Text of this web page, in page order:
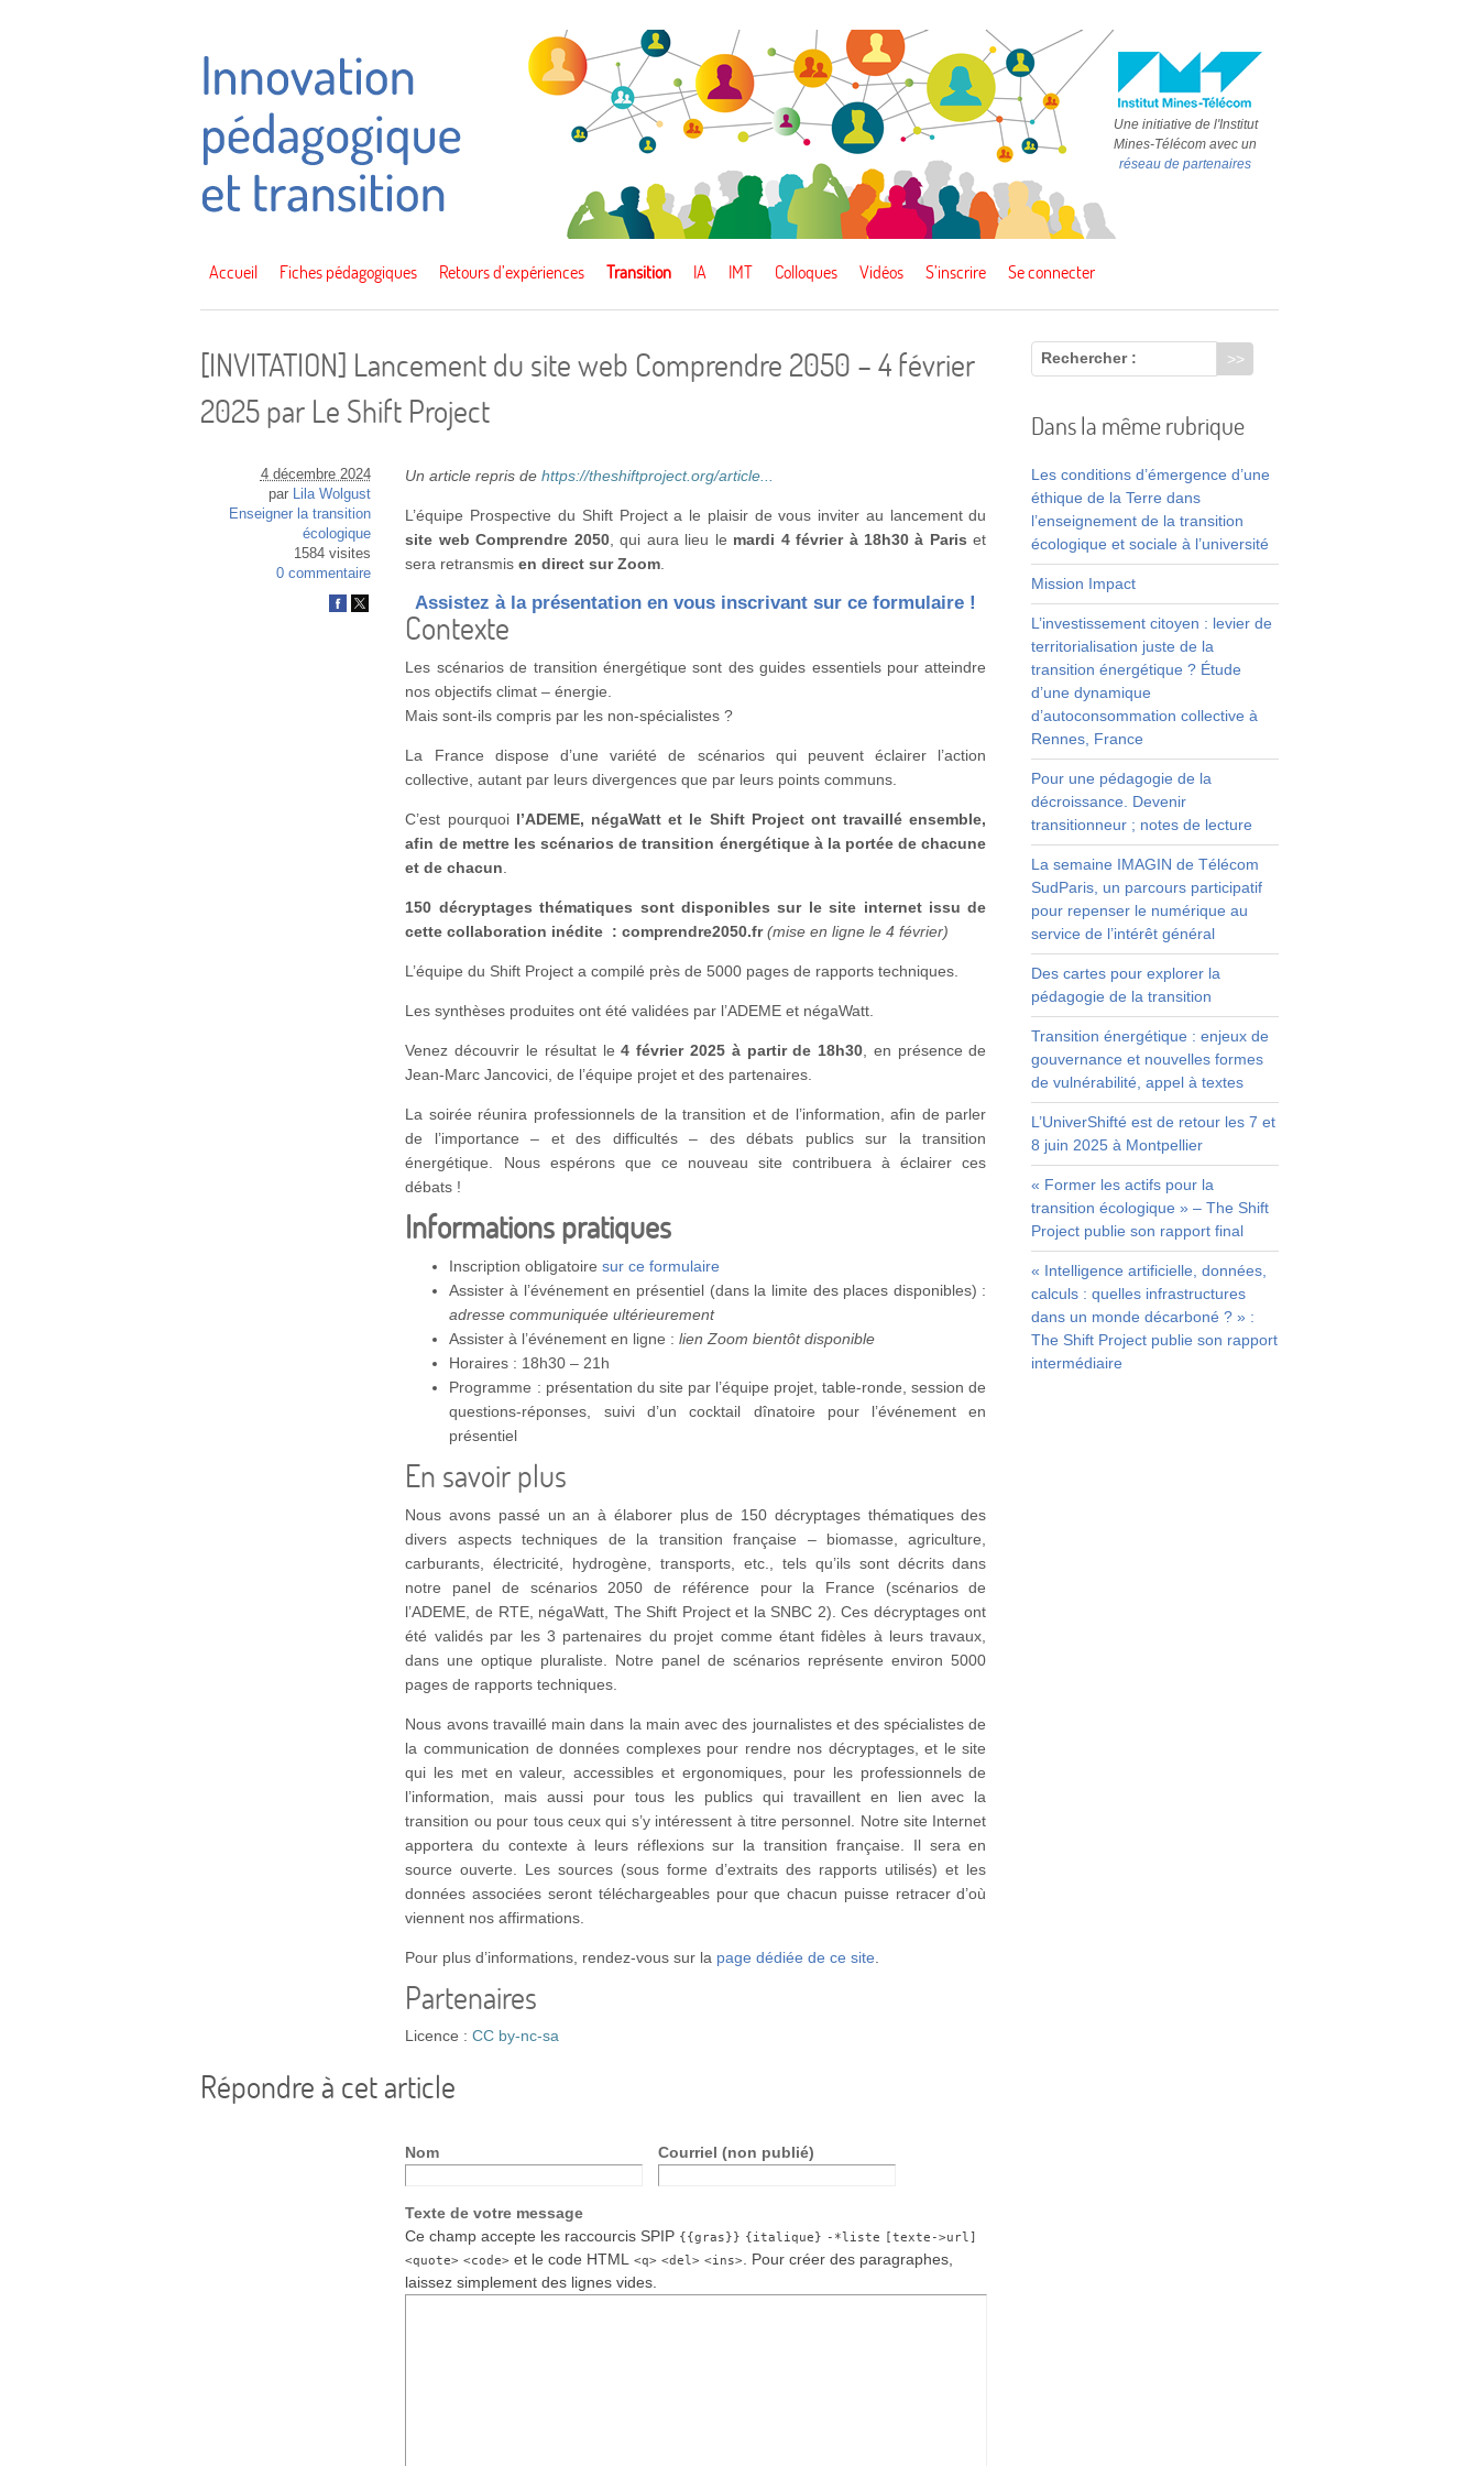
Une initiative de l'Institut
Mines-Télécom avec un
réseau de partenaires
Accueil Fiches pédagogiques Retours d’expériences Transition IA IMT Colloques Vidéos S’inscrire Se connecter
[INVITATION] Lancement du site web Comprendre 2050 – 4 février
2025 par Le Shift Project
4 décembre 2024
par
Lila Wolgust
Enseigner la transition
écologique
1584 visites
0 commentaire
Un article repris dehttps://theshiftproject.org/article...
L’équipe Prospective du Shift Project a le plaisir de vous inviter au lancement du
site web Comprendre 2050, qui aura lieu le mardi 4 février à 18h30 à Pariset
sera retransmis en direct sur Zoom
Assistez à la présentation en vous inscrivant sur ce formulaire !
Contexte
Les scénarios de transition énergétique sont des guides essentiels pour atteindre
nos objectifs climat – énergie.
Mais sont-ils compris par les non-spécialistes ?
La France dispose d’une variété de scénarios qui peuvent éclairer l’action
collective, autant par leurs divergences que par leurs points communs.
C’est pourquoil’ADEME, négaWatt et le Shift Project ont travaillé ensemble,
afin de mettre les scénarios de transition énergétique à la portée de chacune
et de chacun
150 décryptages thématiques sont disponibles sur le site internet issu de
cette collaboration inédite : comprendre2050.fr (mise en ligne le 4 février)
L’équipe du Shift Project a compilé près de 5000 pages de rapports techniques.
Les synthèses produites ont été validées par l’ADEME et négaWatt.
Venez découvrir le résultat le4 février 2025 à partir de 18h30 , en présence de
Jean-Marc Jancovici, de l’équipe projet et des partenaires.
La soirée réunira professionnels de la transition et de l’information, afin de parler
de l’importance – et des difficultés – des débats publics sur la transition
énergétique. Nous espérons que ce nouveau site contribuera à éclairer ces
débats !
Informations pratiques
Inscription obligatoiresur ce formulaire
Assister à l’événement en présentiel (dans la limite des places disponibles) :
adresse communiquée ultérieurement
Assister à l’événement en ligne :lien Zoom bientôt disponible
Horaires : 18h30 – 21h
Programme : présentation du site par l’équipe projet, table-ronde, session de
questions-réponses, suivi d’un cocktail dînatoire pour l’événement en
présentiel
En savoir plus
Nous avons passé un an à élaborer plus de 150 décryptages thématiques des
divers aspects techniques de la transition française – biomasse, agriculture,
carburants, électricité, hydrogène, transports, etc., tels qu’ils sont décrits dans
notre panel de scénarios 2050 de référence pour la France (scénarios de
l’ADEME, de RTE, négaWatt, The Shift Project et la SNBC 2). Ces décryptages ont
été validés par les 3 partenaires du projet comme étant fidèles à leurs travaux,
dans une optique pluraliste. Notre panel de scénarios représente environ 5000
pages de rapports techniques.
Nous avons travaillé main dans la main avec des journalistes et des spécialistes de
la communication de données complexes pour rendre nos décryptages, et le site
qui les met en valeur, accessibles et ergonomiques, pour les professionnels de
l’information, mais aussi pour tous les publics qui travaillent en lien avec la
transition ou pour tous ceux qui s’y intéressent à titre personnel. Notre site Internet
apportera du contexte à leurs réflexions sur la transition française. Il sera en
source ouverte. Les sources (sous forme d’extraits des rapports utilisés) et les
données associées seront téléchargeables pour que chacun puisse retracer d’où
viennent nos affirmations.
Pour plus d’informations, rendez-vous sur la page dédiée de ce site
Partenaires
Licence :CC by-nc-sa
Répondre à cet article
Nom Courriel (non publié)
Texte de votre message
Ce champ accepte les raccourcis SPIP {{gras}} {italique} -*liste [texte->url]
<quote> <code> et le code HTML<q> <del> <ins>
. Pour créer des paragraphes,
laissez simplement des lignes vides.
Rechercher :
Dans la même rubrique
Les conditions d’émergence d’une
éthique de la Terre dans
l’enseignement de la transition
écologique et sociale à l’université
Mission Impact
L’investissement citoyen : levier de
territorialisation juste de la
transition énergétique ? Étude
d’une dynamique
d’autoconsommation collective à
Rennes, France
Pour une pédagogie de la
décroissance. Devenir
transitionneur ; notes de lecture
La semaine IMAGIN de Télécom
SudParis, un parcours participatif
pour repenser le numérique au
service de l’intérêt général
Des cartes pour explorer la
pédagogie de la transition
Transition énergétique : enjeux de
gouvernance et nouvelles formes
de vulnérabilité, appel à textes
L’UniverShifté est de retour les 7 et
8 juin 2025 à Montpellier
« Former les actifs pour la
transition écologique » – The Shift
Project publie son rapport final
« Intelligence artificielle, données,
calculs : quelles infrastructures
dans un monde décarboné ? » :
The Shift Project publie son rapport
intermédiaire